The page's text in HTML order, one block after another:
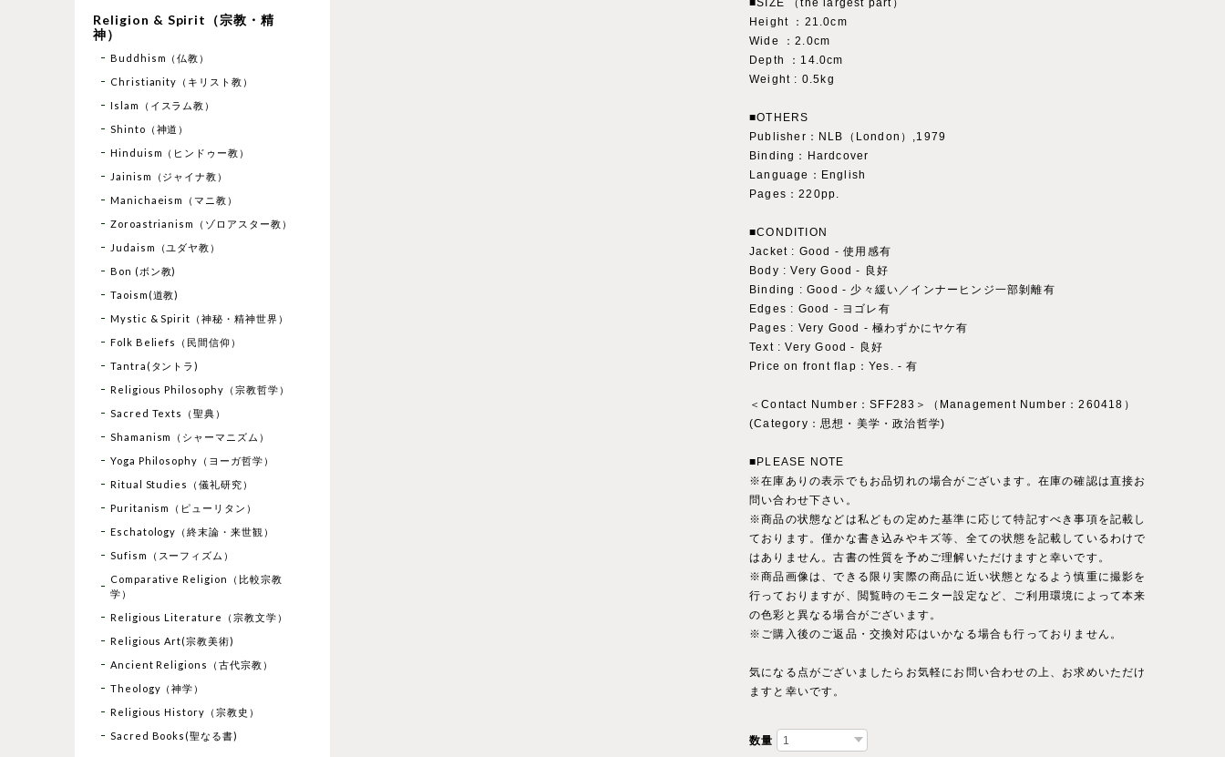
■SIZE （the largest part）
Height ：21.0cm
Wide ：2.0cm
Depth ：14.0cm
Weight : 0.5kg
■OTHERS
Publisher：NLB（London）,1979
Binding：Hardcover
Language：English
Pages：220pp.
■CONDITION
Jacket : Good - 使用感有
Body : Very Good - 良好
Binding : Good - 少々緩い／インナーヒンジ一部剝離有
Edges : Good - ヨゴレ有
Pages : Very Good - 極わずかにヤケ有
Text : Very Good - 良好
Price on front flap：Yes. - 有
＜Contact Number：SFF283＞（Management Number：260418）
(Category：思想・美学・政治哲学)
■PLEASE NOTE
※在庫ありの表示でもお品切れの場合がございます。在庫の確認は直接お
問い合わせ下さい。
※商品の状態などは私どもの定めた基準に応じて特記すべき事項を記載し
ております。僅かな書き込みやキズ等、全ての状態を記載しているわけで
はありません。古書の性質を予めご理解いただけますと幸いです。
※商品画像は、できる限り実際の商品に近い状態となるよう慎重に撮影を
行っておりますが、閲覧時のモニター設定など、ご利用環境によって本来
の色彩と異なる場合がございます。
※ご購入後のご返品・交換対応はいかなる場合も行っておりません。
気になる点がございましたらお気軽にお問い合わせの上、お求めいただけ
ますと幸いです。
数量
Religion & Spirit（宗教・精
神）
Buddhism（仏教）
Christianity（キリスト教）
Islam（イスラム教）
Shinto（神道）
Hinduism（ヒンドゥー教）
Jainism（ジャイナ教）
Manichaeism（マニ教）
Zoroastrianism（ゾロアスター教）
Judaism（ユダヤ教）
Bon (ボン教)
Taoism(道教)
Mystic & Spirit（神秘・精神世界）
Folk Beliefs（民間信仰）
Tantra(タントラ)
Religious Philosophy（宗教哲学）
Sacred Texts（聖典）
Shamanism（シャーマニズム）
Yoga Philosophy（ヨーガ哲学）
Ritual Studies（儀礼研究）
Puritanism（ピューリタン）
Eschatology（終末論・来世観）
Sufism（スーフィズム）
Comparative Religion（比較宗教
学）
Religious Literature（宗教文学）
Religious Art(宗教美術)
Ancient Religions（古代宗教）
Theology（神学）
Religious History（宗教史）
Sacred Books(聖なる書)